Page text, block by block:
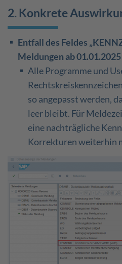
2. Konkrete
Entfall des Feldes
Meldungen ab 01.01.2025
Alle Programme und
so angepasst werden,
leer bleibt. Für
eine nachträgliche
Korrekturen weiterhin